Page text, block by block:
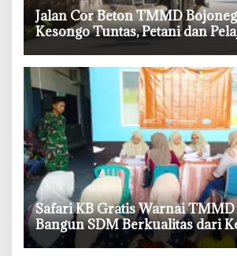
‎Jalan Cor Beton TMMD
Kesongo Tuntas, Petani dan
‎Safari KB Gratis Warnai
Bangun SDM Berkualitas dari